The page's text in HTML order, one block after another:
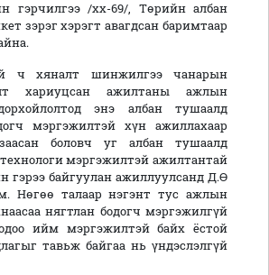
гэрчилгээ /хх-69/, Төрийн албан
зэрэг хэрэгт авагдсан баримтаар
ч хяналт шинжилгээ чанарын
хариуцсан ажилтаны ажлын
энэ албан тушаалд
мэргэжилтэй хүн ажиллахаар
боловч уг албан тушаалд
мэргэжилтэй ажилтантай
гэрээ байгуулан ажиллуулсанд Д.Ө
Нөгөө талаар нэгэнт тус ажлын
нягтлан бодогч мэргэжилгүй
ийм мэргэжилтэй байх ёстой
тавьж байгаа нь үндэслэлгүй